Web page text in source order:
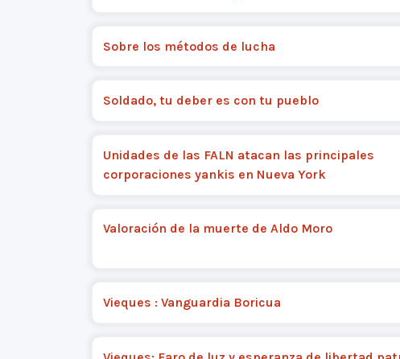
Sobre los métodos de lucha
Soldado, tu deber es con tu pueblo
Unidades de las FALN atacan las principales
corporaciones yankis en Nueva York
Valoración de la muerte de Aldo Moro
Vieques : Vanguardia Boricua